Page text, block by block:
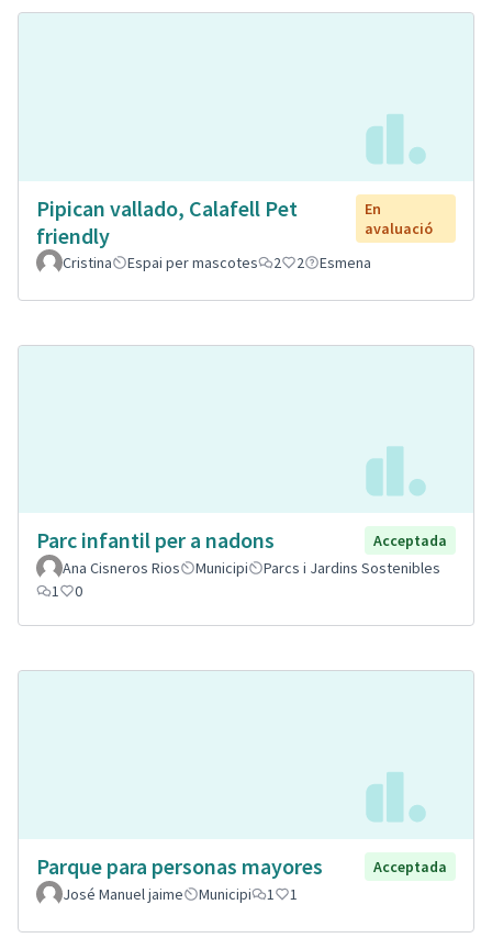
Pipican vallado, Calafell Pet
friendly
En
avaluació
Cristina
Espai per mascotes 2 2 Esmena
Parc infantil per a nadons
Acceptada
Ana Cisneros Rios
Municipi
Parcs i Jardins Sostenibles
1
0
Parque para personas mayores
Acceptada
José Manuel jaime
Municipi 1 1